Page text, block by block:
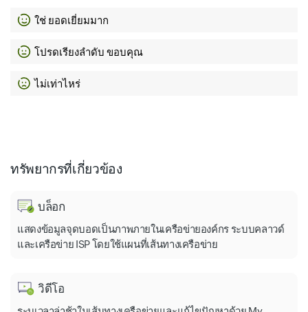
ใช่ ยอดเยี่ยมมาก
โปรดเรียงลำดับ ขอบคุณ
ไม่เท่าไหร่
ทรัพยากรที่เกี่ยวข้อง
บล็อก
แสดงข้อมูลจุดบอดเป็นภาพภายในเครือข่ายองค์กร ระบบคลาวด์
และเครือข่าย ISP โดยใช้แผนที่เส้นทางเครือข่าย
วิดีโอ